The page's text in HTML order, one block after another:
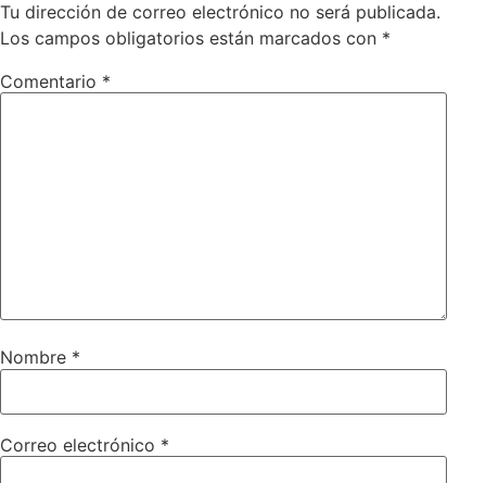
Tu dirección de correo electrónico no será publicada.
Los campos obligatorios están marcados con *
Comentario *
Nombre *
Correo electrónico *